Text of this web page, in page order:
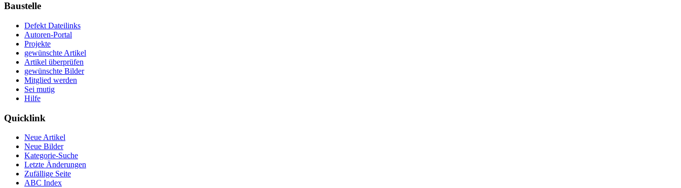
Baustelle
Defekt Dateilinks
Autoren-Portal
Projekte
gewünschte Artikel
Artikel überprüfen
gewünschte Bilder
Mitglied werden
Sei mutig
Hilfe
Quicklink
Neue Artikel
Neue Bilder
Kategorie-Suche
Letzte Änderungen
Zufällige Seite
ABC Index